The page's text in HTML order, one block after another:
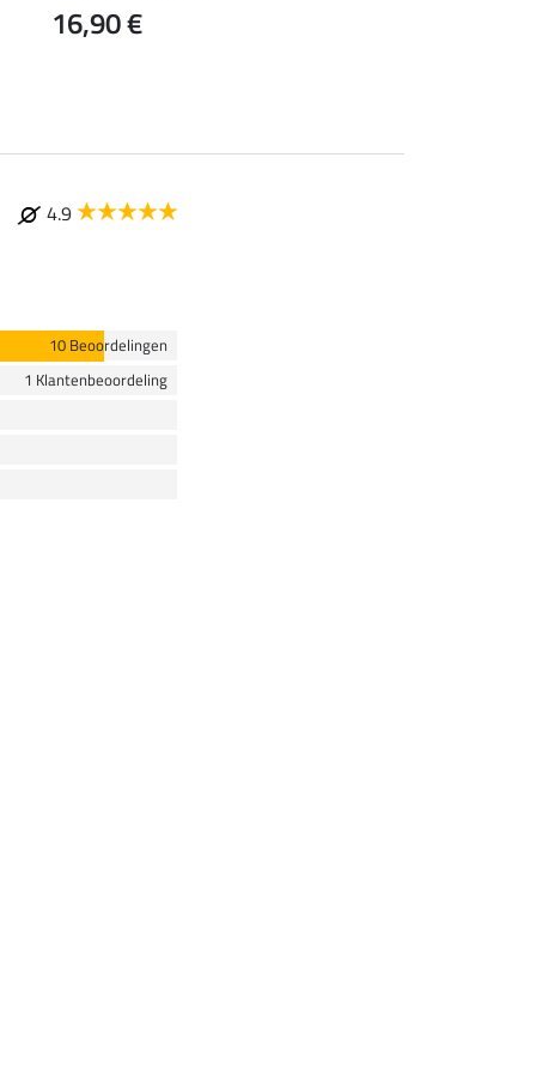
16,90 €
4.9
10 Beoordelingen
1 Klantenbeoordeling